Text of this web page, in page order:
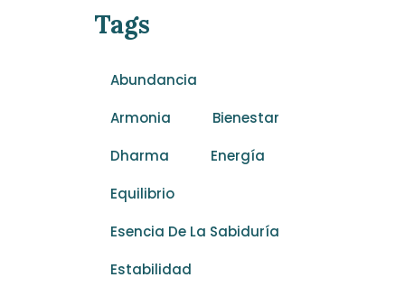
Tags
Abundancia
Armonia
Bienestar
Dharma
Energía
Equilibrio
Esencia De La Sabiduría
Estabilidad